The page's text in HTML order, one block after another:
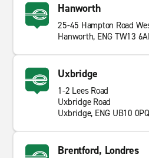
¿Por qué alquilar con
todo el mundo, con numerosas
ha sido tan conveniente. Ya
viaje de negocios o para mover
puede adaptarse a tus
a corto y largo plazo, no
servicio al cliente por un
con Enterprise Rent-A-Car hoy.
Hanworth
25-45 Hampton Road
Hanworth, ENG TW13
Uxbridge
1-2 Lees Road
Uxbridge Road
Uxbridge, ENG UB10 0PQ
Brentford, Londres